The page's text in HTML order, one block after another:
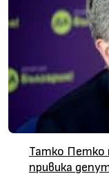
Татко Петко
привика